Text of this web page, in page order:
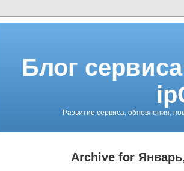
Блог
Развитие сервиса, обновления,
Archive for